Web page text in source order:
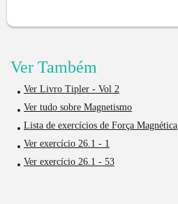
Ver Também
Ver Livro Tipler - Vol 2
Ver tudo sobre Magnetismo
Lista de exercícios de Força Magnética
Ver exercício 26.1 - 1
Ver exercício 26.1 - 53